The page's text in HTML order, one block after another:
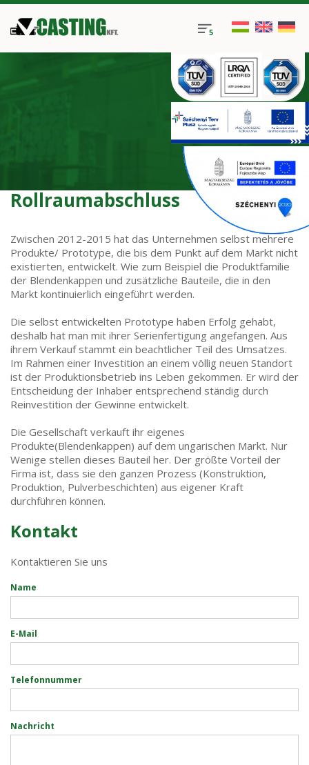
Rollraumabschluss
Zwischen 2012-2015 hat das Unternehmen selbst mehrere
Produkte/ Prototype, die bis dem Punkt auf dem Markt nicht
existierten, entwickelt. Wie zum Beispiel die Produktfamilie
der Blendenkappen und zusätzliche Bauteile, die in den
Markt kontinuierlich eingeführt werden.
Die selbst entwickelten Prototype haben Erfolg gehabt,
deshalb hat man mit ihrer Serienfertigung angefangen. Aus
ihrem Verkauf stammt ein beachtlicher Teil des Umsatzes.
Im Rahmen einer Investition an einem völlig neuen Standort
ist der Produktionsbetrieb ins Leben gekommen. Er wird der
Entscheidung der Inhaber entsprechend ständig durch
Reinvestition der Gewinne entwickelt.
Die Gesellschaft verkauft ihr eigenes
Produkte(Blendenkappen) auf dem ungarischen Markt. Nur
Wenige stellen dieses Bauteil her. Der größte Vorteil der
Firma ist, dass sie den ganzen Prozess (Konstruktion,
Produktion, Pulverbeschichten) aus eigener Kraft
durchführen können.
Kontakt
Kontaktieren Sie uns
Name
E-Mail
Telefonnummer
Nachricht